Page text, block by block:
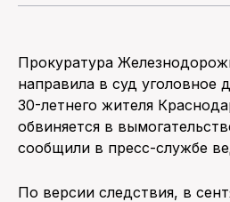
ПОИСК ПО
Прокуратура
направила в суд уголовное
30-летнего жителя
обвиняется в
сообщили в пресс-службе
По версии следствия, в